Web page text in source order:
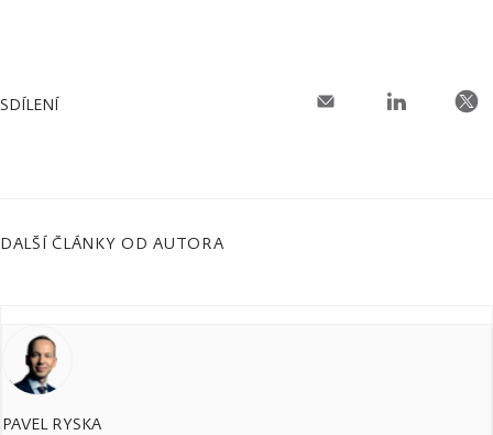
SDÍLENÍ
DALŠÍ ČLÁNKY OD AUTORA
PAVEL RYSKA